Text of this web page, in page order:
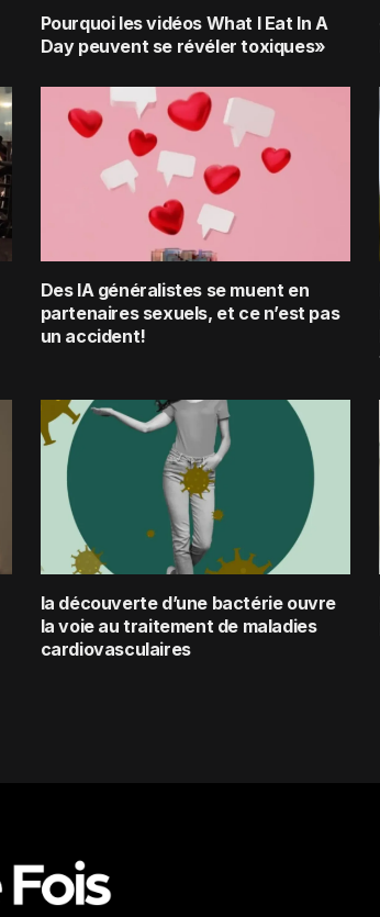
Pourquoi les vidéos What I Eat In A
Day peuvent se révéler toxiques»
Des IA généralistes se muent en
partenaires sexuels, et ce n’est pas
un accident!
la découverte d’une bactérie ouvre
la voie au traitement de maladies
cardiovasculaires